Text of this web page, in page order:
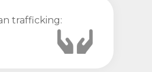
trafficking: